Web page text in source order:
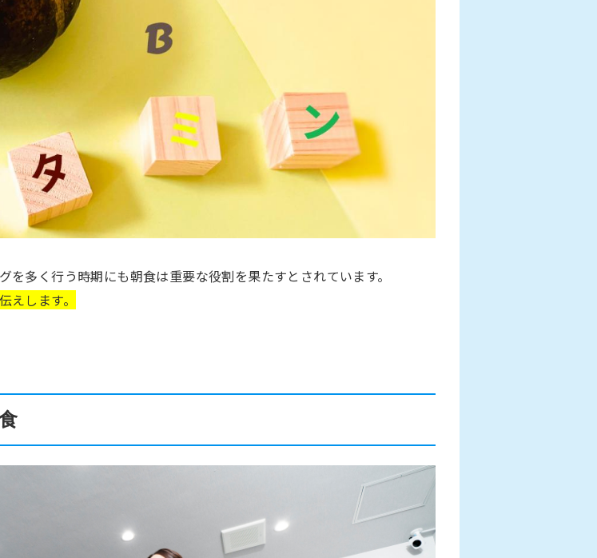
多く行う時期にも朝食は重要な役割を果たすとされています。
えします。